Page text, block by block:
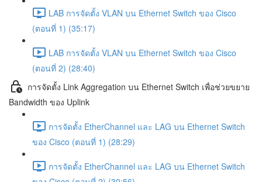
LAB การจัดตั้ง VLAN บน Ethernet Switch ของ Cisco
(ตอนที่ 1) (35:17)
LAB การจัดตั้ง VLAN บน Ethernet Switch ของ Cisco
(ตอนที่ 2) (28:40)
การจัดตั้ง Link Aggregation บน Ethernet Switch เพื่อช่วยขยาย
Bandwidth ของ Uplink
การจัดตั้ง EtherChannel และ LAG บน Ethernet Switch
ของ Cisco (ตอนที่ 1) (28:29)
การจัดตั้ง EtherChannel และ LAG บน Ethernet Switch